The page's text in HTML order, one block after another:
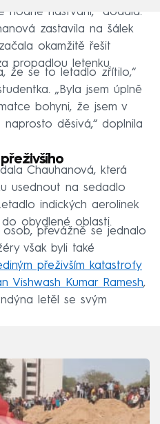
hodně naštvaní,“ dodala.
zastavila na šálek
okamžitě řešit
propadlou letenku.
že se to letadlo zřítilo,“
„Byla jsem úplně
bohyni, že jsem v
děsivá,“ doplnila
Chauhanová, která
usednout na sedadlo
indických aerolinek
obydlené oblasti.
převážně se jednalo
však byli také
přeživším katastrofy
Vishwash Kumar Ramesh,
letěl se svým